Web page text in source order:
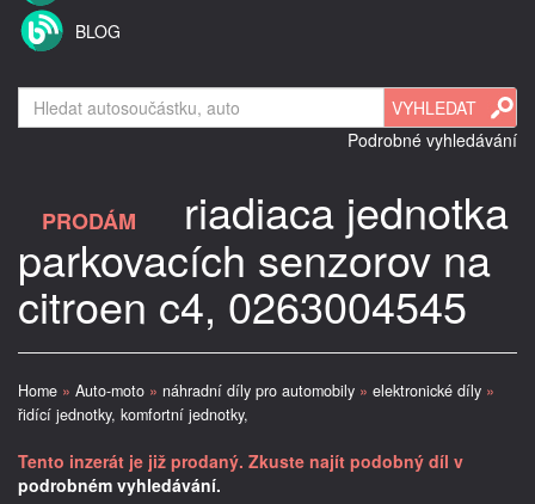
BLOG
Podrobné vyhledávání
PRODÁM riadiaca jednotka
parkovacích senzorov na
citroen c4, 0263004545
Home » Auto-moto » náhradní díly pro automobily » elektronické díly »
řidící jednotky, komfortní jednotky,
Tento inzerát je již prodaný. Zkuste najít podobný díl v
podrobném vyhledávání.